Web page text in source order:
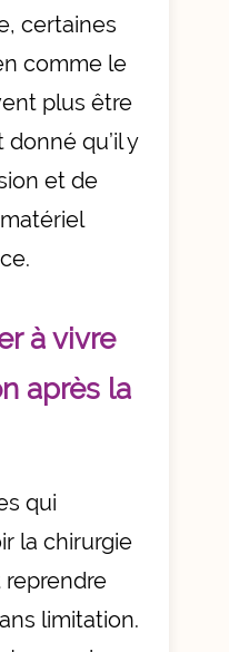
certaines
comme le
plus être
qu’il y
et de
à vivre
après la
qui
la chirurgie
reprendre
limitation.